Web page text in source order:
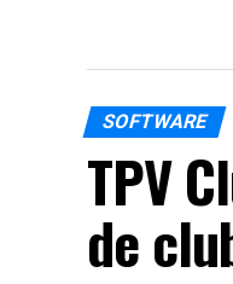
SOFTWARE
TPV
de